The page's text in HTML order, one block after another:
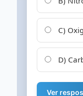
C)
D)
Ver